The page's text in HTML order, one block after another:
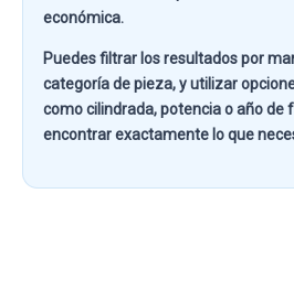
económica.
Puedes filtrar los resultados por
categoría de pieza, y utilizar
comocilindrada, potencia o año de
encontrar exactamente lo que